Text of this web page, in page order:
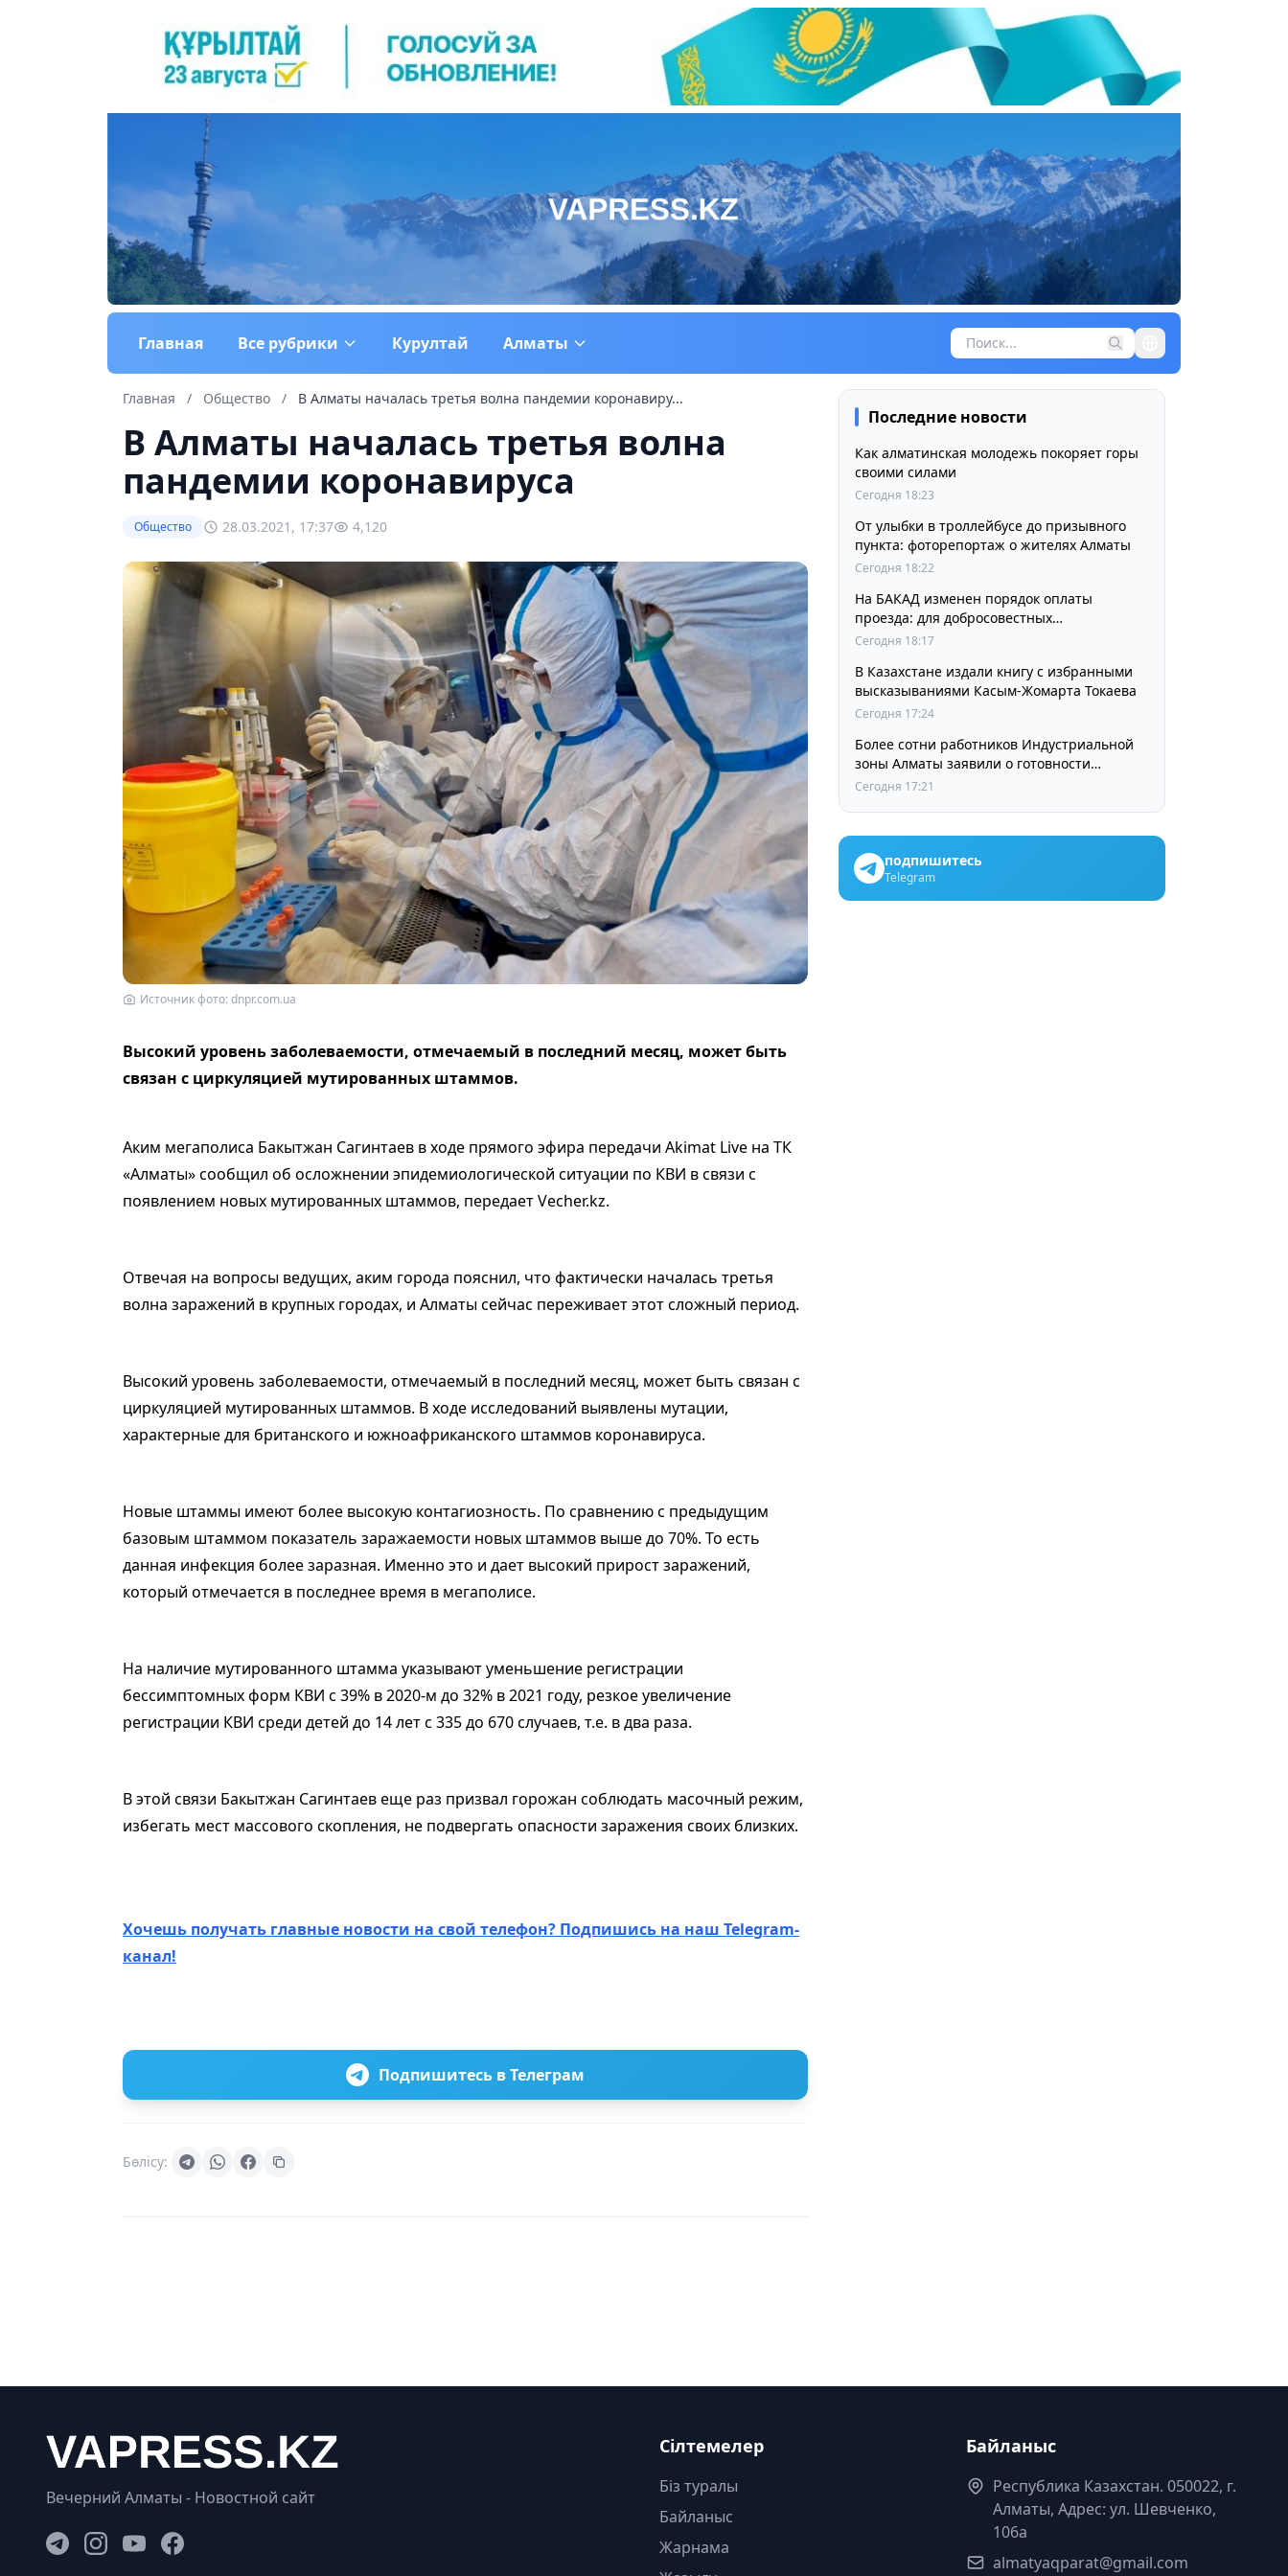
Главная Все рубрики Курултай Алматы
Главная / Общество / В Алматы началась третья волна пандемии коронавиру...
В Алматы началась третья волна
пандемии коронавируса
Общество 28.03.2021, 17:37 4,120
Источник фото: dnpr.com.ua
Высокий уровень заболеваемости, отмечаемый в последний месяц, может быть
связан с циркуляцией мутированных штаммов.
Аким мегаполиса Бакытжан Сагинтаев в ходе прямого эфира передачи Akimat Live на ТК
«Алматы» сообщил об осложнении эпидемиологической ситуации по КВИ в связи с
появлением новых мутированных штаммов, передает Vecher.kz.
Отвечая на вопросы ведущих, аким города пояснил, что фактически началась третья
волна заражений в крупных городах, и Алматы сейчас переживает этот сложный период.
Высокий уровень заболеваемости, отмечаемый в последний месяц, может быть связан с
циркуляцией мутированных штаммов. В ходе исследований выявлены мутации,
характерные для британского и южноафриканского штаммов коронавируса.
Новые штаммы имеют более высокую контагиозность. По сравнению с предыдущим
базовым штаммом показатель заражаемости новых штаммов выше до 70%. То есть
данная инфекция более заразная. Именно это и дает высокий прирост заражений,
который отмечается в последнее время в мегаполисе.
На наличие мутированного штамма указывают уменьшение регистрации
бессимптомных форм КВИ с 39% в 2020-м до 32% в 2021 году, резкое увеличение
регистрации КВИ среди детей до 14 лет с 335 до 670 случаев, т.е. в два раза.
В этой связи Бакытжан Сагинтаев еще раз призвал горожан соблюдать масочный режим,
избегать мест массового скопления, не подвергать опасности заражения своих близких.
Хочешь получать главные новости на свой телефон? Подпишись на наш Telegram-
канал!
Подпишитесь в Телеграм
Бөлісу:
Последние новости
Как алматинская молодежь покоряет горы
своими силами
Сегодня 18:23
От улыбки в троллейбусе до призывного
пункта: фоторепортаж о жителях Алматы
Сегодня 18:22
На БАКАД изменен порядок оплаты
проезда: для добросовестных
пользователей стоимость остается
Сегодня 18:17
В Казахстане издали книгу с избранными
высказываниями Касым-Жомарта Токаева
Сегодня 17:24
Более сотни работников Индустриальной
зоны Алматы заявили о готовности
принять участие в выборах членов
Сегодня 17:21
подпишитесь
Telegram
Вечерний Алматы - Новостной сайт
Сілтемелер
Біз туралы
Байланыс
Жарнама
Байланыс
Республика Казахстан. 050022, г.
Алматы, Адрес: ул. Шевченко,
106а
almatyaqparat@gmail.com